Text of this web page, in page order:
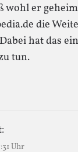
wohl er
die
hat das
tun.
Uhr